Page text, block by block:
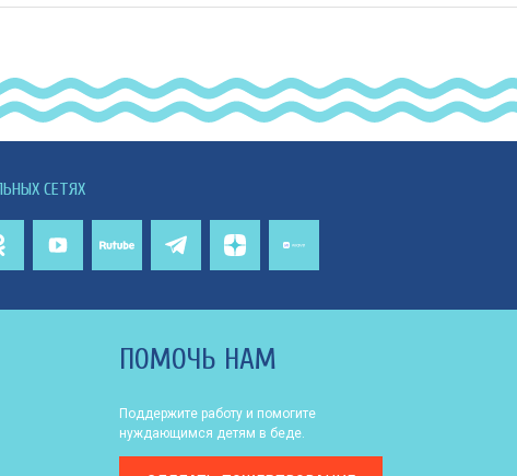
СЕТЯХ
ПОМОЧЬ НАМ
Поддержите работу и помогите
нуждающимся детям в беде.